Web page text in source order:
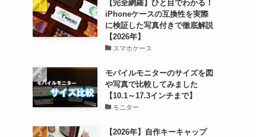
【完全網羅】ひと目でわかる！
iPhoneケースの互換性を実際
に検証した写真付きで徹底解説
【2026年】
スマホケース
モバイルモニターのサイズを図
や写真で比較してみました
【10.1～17.3インチまで】
モニター
【2026年】自作キーキャップ